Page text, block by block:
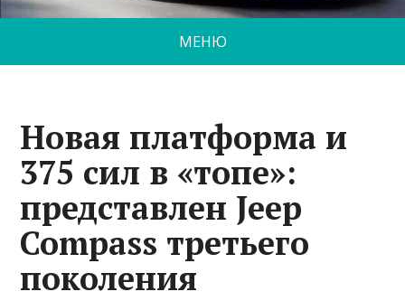
МЕНЮ
Новая платформа и
375 сил в «топе»:
представлен Jeep
Compass третьего
поколения